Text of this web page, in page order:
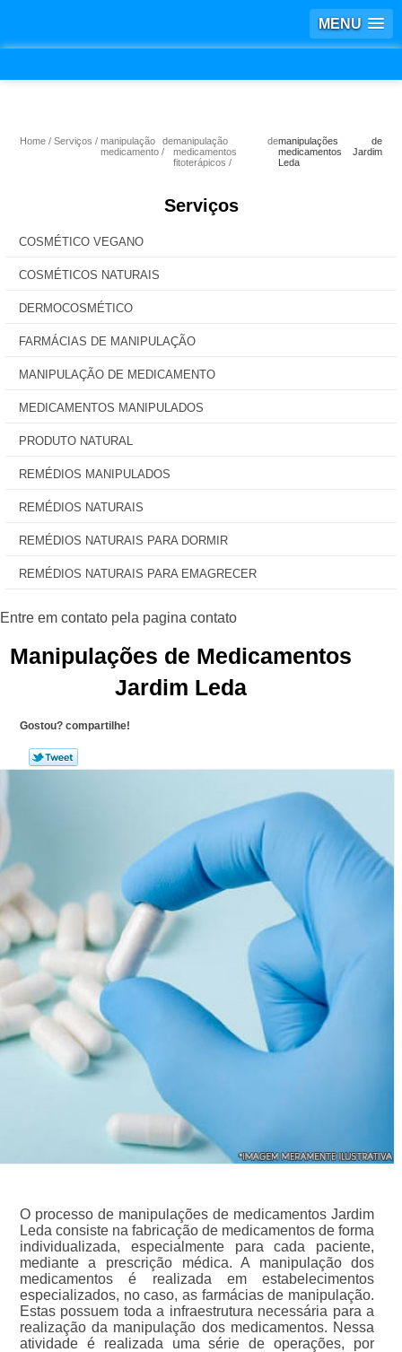
MENU
Home Serviços
manipulação de
medicamento
manipulação de
medicamentos
fitoterápicos
manipulações de
medicamentos Jardim
Leda
Serviços
COSMÉTICO VEGANO
COSMÉTICOS NATURAIS
DERMOCOSMÉTICO
FARMÁCIAS DE MANIPULAÇÃO
MANIPULAÇÃO DE MEDICAMENTO
MEDICAMENTOS MANIPULADOS
PRODUTO NATURAL
REMÉDIOS MANIPULADOS
REMÉDIOS NATURAIS
REMÉDIOS NATURAIS PARA DORMIR
REMÉDIOS NATURAIS PARA EMAGRECER
Manipulações de Medicamentos
Jardim Leda
Gostou? compartilhe!
O processo de manipulações de medicamentos Jardim
Leda consiste na fabricação de medicamentos de forma
individualizada, especialmente para cada paciente,
mediante a prescrição médica. A manipulação dos
medicamentos é realizada em estabelecimentos
especializados, no caso, as farmácias de manipulação.
Estas possuem toda a infraestrutura necessária para a
realização da manipulação dos medicamentos. Nessa
atividade é realizada uma série de operações, por